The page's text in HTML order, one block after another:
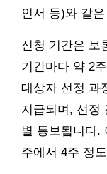
인서 등)와 같
신청 기간은 보
기간마다 약 2
대상자 선정 과
지급되며, 선정
별 통보됩니다.
주에서 4주 정